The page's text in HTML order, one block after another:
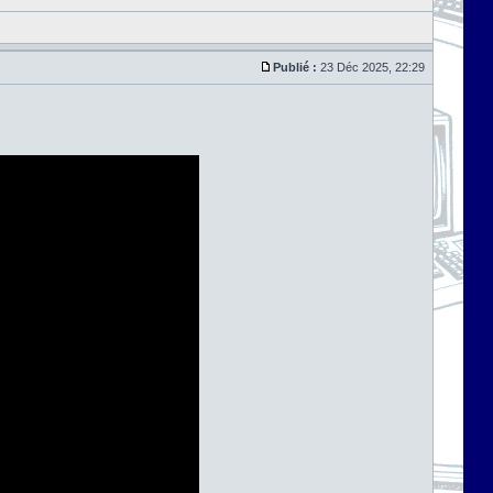
Publié : 23 Déc 2025, 22:29